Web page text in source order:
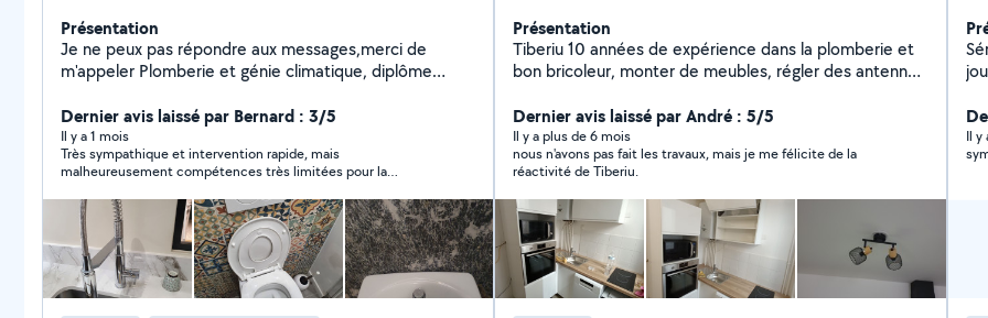
Présentation
Je ne peux pas répondre aux messages,merci de
m'appeler Plomberie et génie climatique, diplôme
WC,dépannage, climatisation, entretien et diagnostic.
Cuivre et PvC, je travaille également avec un associé
plombier. Devis gratuit avec mon associé.
Dernier avis laissé par Bernard : 3/5
Il y a 1 mois
Très sympathique et intervention rapide, mais
malheureusement compétences très limitées pour la
intérieurs mais pas la qualification pour intervenir sur le groupe.
Finalement une tentative de dépannage vaine donc un peu
coûteuse.
Présentation
Tiberiu 10 années de expérience dans la plomberie et
bon bricoleur, monter de meubles, régler des antenne
tv,dépannage et nettoyage pc portable et bureau,fixer
triangle au rideau, installer des hotte
Dernier avis laissé par André : 5/5
Il y a plus de 6 mois
nous n'avons pas fait les travaux, mais je me félicite de la
réactivité de Tiberiu.
Il y